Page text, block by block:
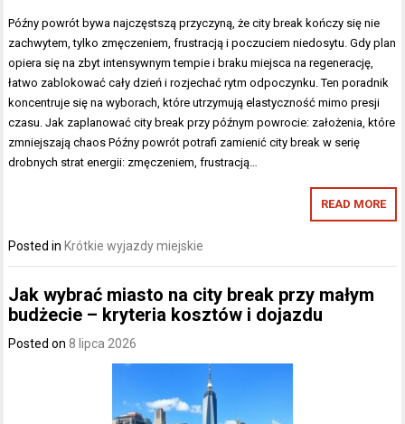
Późny powrót bywa najczęstszą przyczyną, że city break kończy się nie
zachwytem, tylko zmęczeniem, frustracją i poczuciem niedosytu. Gdy plan
opiera się na zbyt intensywnym tempie i braku miejsca na regenerację,
łatwo zablokować cały dzień i rozjechać rytm odpoczynku. Ten poradnik
koncentruje się na wyborach, które utrzymują elastyczność mimo presji
czasu. Jak zaplanować city break przy późnym powrocie: założenia, które
zmniejszają chaos Późny powrót potrafi zamienić city break w serię
drobnych strat energii: zmęczeniem, frustracją…
READ MORE
Posted in Krótkie wyjazdy miejskie
Jak wybrać miasto na city break przy małym
budżecie – kryteria kosztów i dojazdu
Posted on 8 lipca 2026